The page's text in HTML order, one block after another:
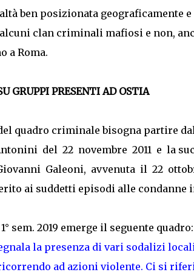
ben posizionata geograficamente
clan criminali mafiosi e non,
a Roma.
GRUPPI PRESENTI AD OSTIA
quadro criminale bisogna partire
del 22 novembre 2011 e la
Galeoni, avvenuta il 22
ai suddetti episodi alle
sem. 2019 emerge il seguente quadro:
la presenza di vari sodalizi
ad azioni violente. Ci si